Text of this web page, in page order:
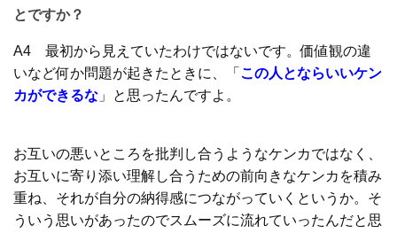
とですか？
A4 最初から見えていたわけではないです。価値観の違
いなど何か問題が起きたときに、「 この人とならいいケン
カができるな 」と思ったんですよ。
お互いの悪いところを批判し合うようなケンカではなく、
お互いに寄り添い理解し合うための前向きなケンカを積み
重ね、それが自分の納得感につながっていくというか。そ
ういう思いがあったのでスムーズに流れていったんだと思